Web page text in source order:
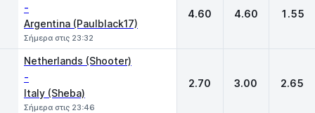
-
Argentina (Paulblack17)
Σήμερα στις 23:32
4.60 4.60 1.55
Netherlands (Shooter)
-
Italy (Sheba)
Σήμερα στις 23:46
2.70 3.00 2.65